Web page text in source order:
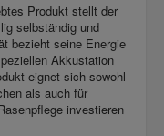
Produkt stellt der
selbständig und
bezieht seine Energie
Akkustation
eignet sich sowohl
als auch für
investieren